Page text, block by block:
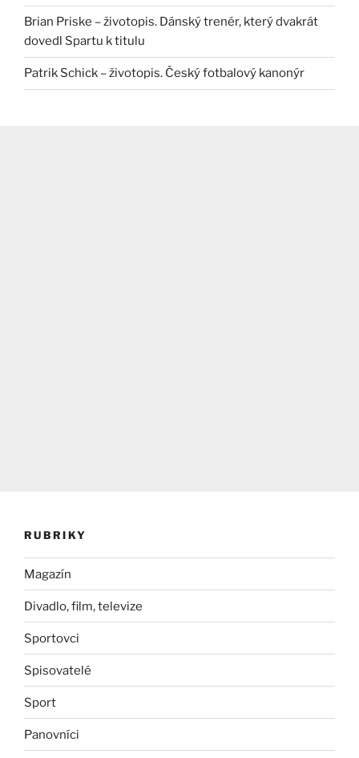
Brian Priske – životopis. Dánský trenér, který dvakrát
dovedl Spartu k titulu
Patrik Schick – životopis. Český fotbalový kanonýr
RUBRIKY
Magazín
Divadlo, film, televize
Sportovci
Spisovatelé
Sport
Panovníci